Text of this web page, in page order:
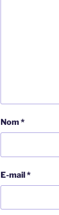
Nom *
E-mail*